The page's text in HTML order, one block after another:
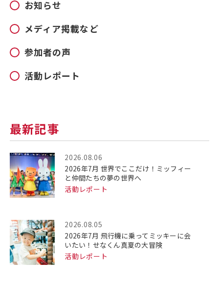
お知らせ
メディア掲載など
参加者の声
活動レポート
最新記事
2026.08.06
2026年7月 世界でここだけ！ミッフィー
と仲間たちの夢の世界へ
活動レポート
2026.08.05
2026年7月 飛行機に乗ってミッキーに会
いたい！せなくん真夏の大冒険
活動レポート